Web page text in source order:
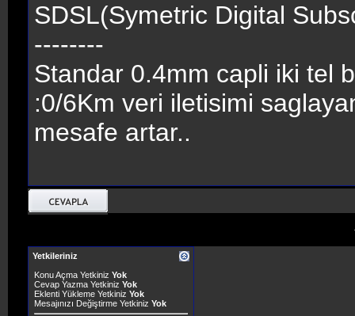
SDSL(Symetric Digital
--------
Standar 0.4mm capli iki tel
:0/6Km veri iletisimi
mesafe artar..
Yetkileriniz
Konu Açma Yetkiniz Yok
Cevap Yazma Yetkiniz Yok
Eklenti Yükleme Yetkiniz Yok
Mesajınızı Değiştirme Yetkiniz Yok